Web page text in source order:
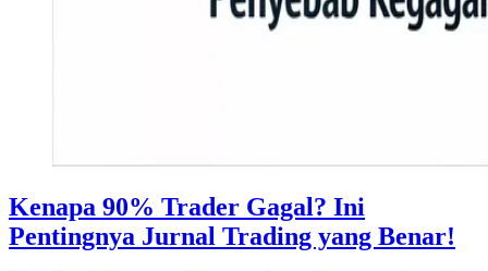
Kenapa 90% Trader Gagal? Ini
Pentingnya Jurnal Trading yang Benar!